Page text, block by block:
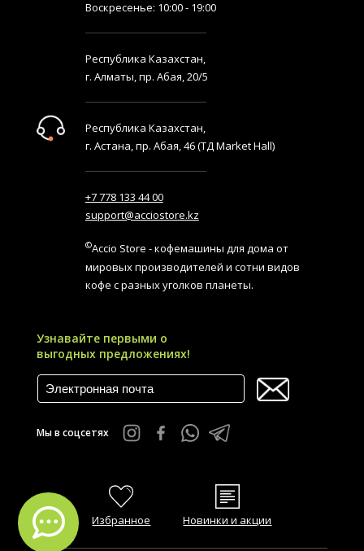
Воскресенье: 10:00 - 19:00
Республика Казахстан,
г. Алматы, пр. Абая, 20/5
Республика Казахстан,
г. Астана, пр. Абая, 46 (ТД Market Hall)
+7 778 133 44 00
support@acciostore.kz
©Accio Store - кофемашины для дома от
мировых производителей и сотни видов
кофе с разных уголков планеты.
Узнавайте первыми о
выгодных предложениях!
Мы в соцсетях
Избранное Новинки и акции